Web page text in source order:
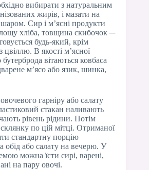
вибирати з натуральним
жирів, і мазати на
Сир і м’ясні продукти
хліба, товщина скибочок ─
будь-який, крім
цвіллю. В якості м’ясної
вітаються ковбаса
м’ясо або язик, шинка,
гарніру або салату
стакан наливають
рівень рідини. Потім
склянку по цій мітці. Отриманої
стандартну порцію
обід або салату на вечерю. У
можна їсти сирі, варені,
на пару овочі.